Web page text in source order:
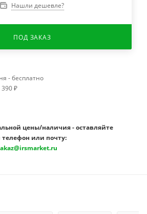
Нашли дешевле?
ПОД ЗАКАЗ
- бесплатно
390 ₽
цены/наличия - оставляйте
или почту: